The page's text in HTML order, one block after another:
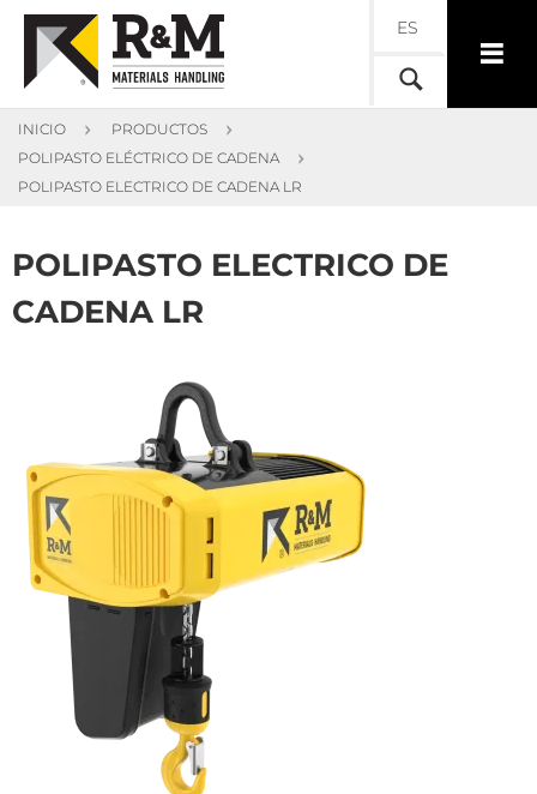
ES
INICIO
PRODUCTOS
POLIPASTO ELÉCTRICO DE CADENA
POLIPASTO ELECTRICO DE CADENA LR
POLIPASTO ELECTRICO DE
CADENA LR